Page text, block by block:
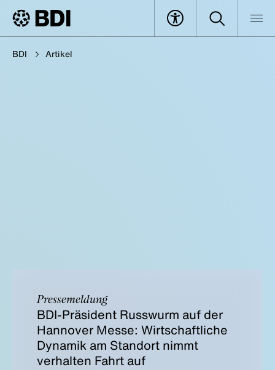
BDI Artikel
Pressemeldung
BDI-Präsident Russwurm auf der
Hannover Messe: Wirtschaftliche
Dynamik am Standort nimmt
verhalten Fahrt auf